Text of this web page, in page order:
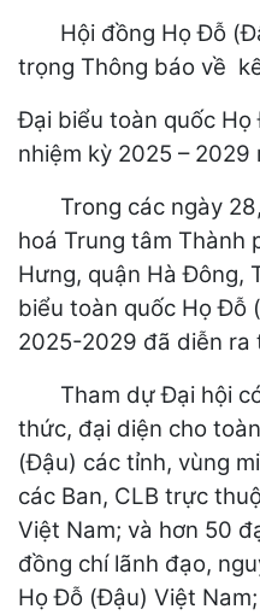
Hội đồng Họ Đỗ
trọng Thông báo về
Đại biểu toàn quốc
nhiệm kỳ 2025 – 2029
Trong các ngày 28,
hoá Trung tâm Thành
Hưng, quận Hà Đông,
biểu toàn quốc Họ Đỗ
2025-2029 đã diễn ra
Tham dự Đại hội có
thức, đại diện cho
(Đậu) các tỉnh, vùng
các Ban, CLB trực
Việt Nam; và hơn 50
đồng chí lãnh đạo,
Họ Đỗ (Đậu) Việt